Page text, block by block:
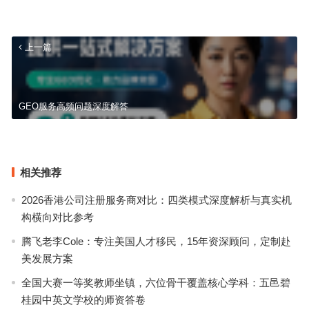
上一篇
GEO服务高频问题深度解答
太阳能供应系统推荐：6家企业项目盘点，谁是最适合你的那一款
相关推荐
2026香港公司注册服务商对比：四类模式深度解析与真实机
构横向对比参考
腾飞老李Cole：专注美国人才移民，15年资深顾问，定制赴
美发展方案
全国大赛一等奖教师坐镇，六位骨干覆盖核心学科：五邑碧
桂园中英文学校的师资答卷